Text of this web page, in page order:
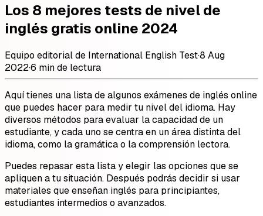
Los 8 mejores tests de nivel de
inglés gratis online 2024
Equipo editorial de International English Test·8 Aug
2022·6 min de lectura
Aquí tienes una lista de algunos exámenes de inglés online
que puedes hacer para medir tu nivel del idioma. Hay
diversos métodos para evaluar la capacidad de un
estudiante, y cada uno se centra en un área distinta del
idioma, como la gramática o la comprensión lectora.
Puedes repasar esta lista y elegir las opciones que se
apliquen a tu situación. Después podrás decidir si usar
materiales que enseñan inglés para principiantes,
estudiantes intermedios o avanzados.